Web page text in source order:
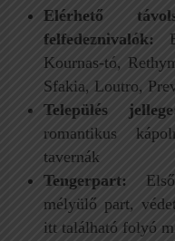
Elérhető
felfedeznivalók:
Kournas-tó,
Sfakia, Loutro,
Település
romantikus
tavernák
Tengerpart:
mélyülő part,
itt található folyó